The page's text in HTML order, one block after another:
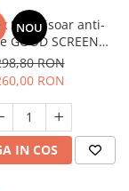
NOU
x Sita pisoar anti-
GOOD SCREEN
60+, Fresh Breeze
RON
RON
IN COS